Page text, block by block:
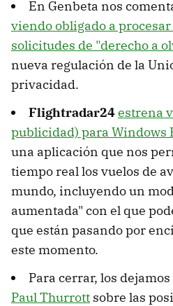
En Genbeta nos
viendo obligado a
solicitudes de "derecho a
nueva regulación de la
privacidad.
Flightradar24estrena
publicidad) para Windows
una aplicación que nos
tiempo real los vuelos de
mundo, incluyendo un
aumentada" con el que
que están pasando por
este momento.
Para cerrar, los
Paul Thurrott sobre las